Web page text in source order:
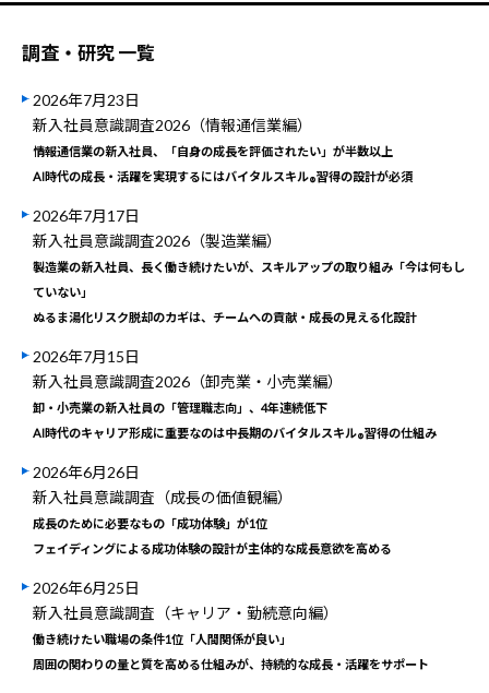
調査・研究 一覧
2026年7月23日
新入社員意識調査2026（情報通信業編）
情報通信業の新入社員、「自身の成長を評価されたい」が半数以上
AI時代の成長・活躍を実現するにはバイタルスキル®習得の設計が必須
2026年7月17日
新入社員意識調査2026（製造業編）
製造業の新入社員、長く働き続けたいが、スキルアップの取り組み「今は何もし
ていない」
ぬるま湯化リスク脱却のカギは、チームへの貢献・成長の見える化設計
2026年7月15日
新入社員意識調査2026（卸売業・小売業編）
卸・小売業の新入社員の「管理職志向」、4年連続低下
AI時代のキャリア形成に重要なのは中長期のバイタルスキル®習得の仕組み
2026年6月26日
新入社員意識調査（成長の価値観編）
成長のために必要なもの「成功体験」が1位
フェイディングによる成功体験の設計が主体的な成長意欲を高める
2026年6月25日
新入社員意識調査（キャリア・勤続意向編）
働き続けたい職場の条件1位「人間関係が良い」
周囲の関わりの量と質を高める仕組みが、持続的な成長・活躍をサポート